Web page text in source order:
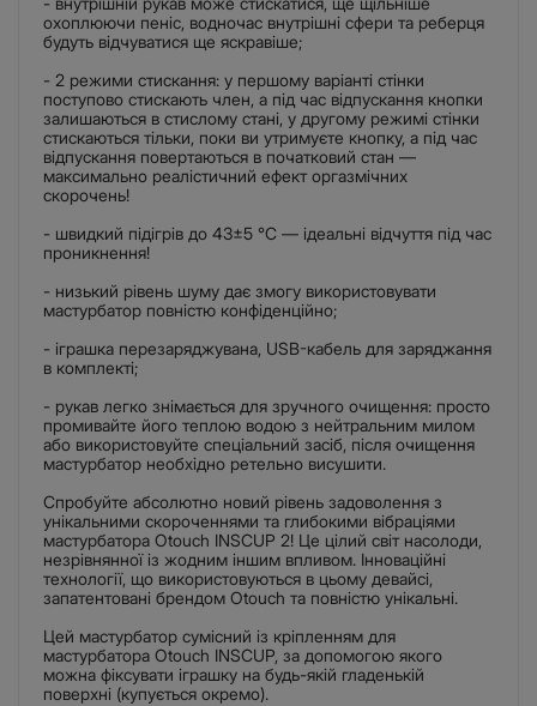
охоплюючи пеніс, водночас внутрішні сфери та реберця
будуть відчуватися ще яскравіше;
- 2 режими стискання: у першому варіанті стінки
поступово стискають член, а під час відпускання кнопки
залишаються в стислому стані, у другому режимі стінки
стискаються тільки, поки ви утримуєте кнопку, а під час
відпускання повертаються в початковий стан —
максимально реалістичний ефект оргазмічних
скорочень!
- швидкий підігрів до 43±5 °C — ідеальні відчуття під час
проникнення!
- низький рівень шуму дає змогу використовувати
мастурбатор повністю конфіденційно;
- іграшка перезаряджувана, USB-кабель для заряджання
в комплекті;
- рукав легко знімається для зручного очищення: просто
промивайте його теплою водою з нейтральним милом
або використовуйте спеціальний засіб, після очищення
мастурбатор необхідно ретельно висушити.
Спробуйте абсолютно новий рівень задоволення з
унікальними скороченнями та глибокими вібраціями
мастурбатора Otouch INSCUP 2! Це цілий світ насолоди,
незрівнянної із жодним іншим впливом. Інноваційні
технології, що використовуються в цьому девайсі,
запатентовані брендом Otouch та повністю унікальні.
Цей мастурбатор сумісний із кріпленням для
мастурбатора Otouch INSCUP, за допомогою якого
можна фіксувати іграшку на будь-якій гладенькій
поверхні (купується окремо).